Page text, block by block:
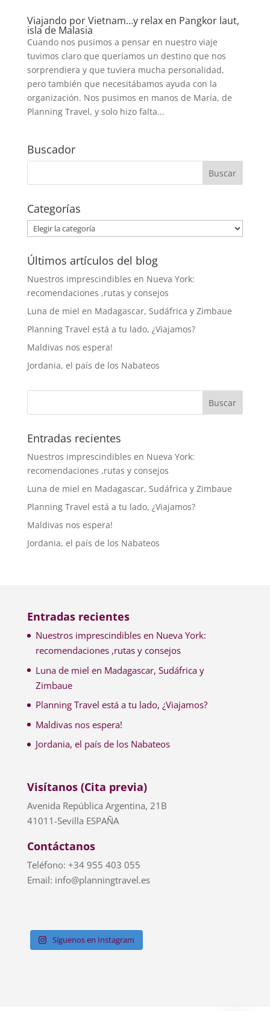
Viajando por Vietnam…y relax en Pangkor laut,
isla de Malasia
Cuando nos pusimos a pensar en nuestro viaje
tuvimos claro que queríamos un destino que nos
sorprendiera y que tuviera mucha personalidad,
pero también que necesitábamos ayuda con la
organización. Nos pusimos en manos de María, de
Planning Travel, y solo hizo falta...
Buscador
Categorías
Categorías
Últimos artículos del blog
Nuestros imprescindibles en Nueva York:
recomendaciones ,rutas y consejos
Luna de miel en Madagascar, Sudáfrica y Zimbaue
Planning Travel está a tu lado, ¿Viajamos?
Maldivas nos espera!
Jordania, el país de los Nabateos
Entradas recientes
Nuestros imprescindibles en Nueva York:
recomendaciones ,rutas y consejos
Luna de miel en Madagascar, Sudáfrica y Zimbaue
Planning Travel está a tu lado, ¿Viajamos?
Maldivas nos espera!
Jordania, el país de los Nabateos
Entradas recientes
Nuestros imprescindibles en Nueva York:
recomendaciones ,rutas y consejos
Luna de miel en Madagascar, Sudáfrica y
Zimbaue
Planning Travel está a tu lado, ¿Viajamos?
Maldivas nos espera!
Jordania, el país de los Nabateos
Visítanos (Cita previa)
Avenida República Argentina, 21B
41011-Sevilla ESPAÑA
Contáctanos
Teléfono: +34 955 403 055
Email: info@planningtravel.es
Síguenos en Instagram